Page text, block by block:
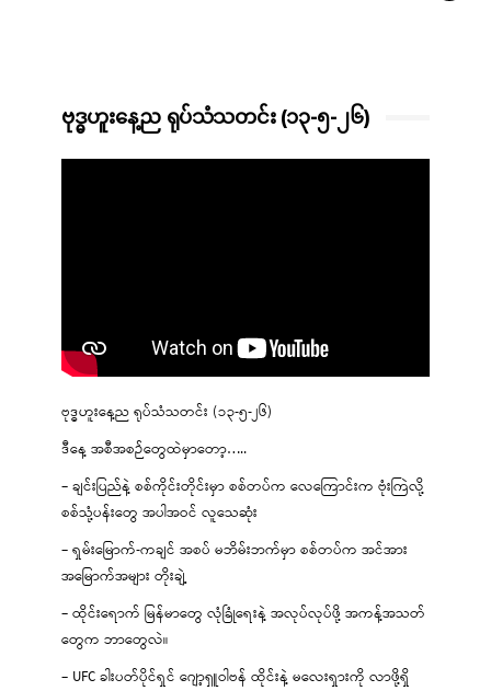
ဗုဒ္ဓဟူးနေ့ည ရုပ်သံသတင်း (၁၃-၅-၂၆)
ဗုဒ္ဓဟူးနေ့ည ရုပ်သံသတင်း (၁၃-၅-၂၆)
ဒီနေ့ အစီအစဉ်တွေထဲမှာတော့…..
– ချင်းပြည်နဲ့ စစ်ကိုင်းတိုင်းမှာ စစ်တပ်က လေကြောင်းက ဗုံးကြဲလို့
စစ်သုံ့ပန်းတွေ အပါအဝင် လူသေဆုံး
– ရှမ်းမြောက်-ကချင် အစပ် မဘိမ်းဘက်မှာ စစ်တပ်က အင်အား
အမြောက်အများ တိုးချဲ့
– ထိုင်းရောက် မြန်မာတွေ လုံခြုံရေးနဲ့ အလုပ်လုပ်ဖို့ အကန့်အသတ်
တွေက ဘာတွေလဲ။
– UFC ခါးပတ်ပိုင်ရှင် ဂျော့ရှူဝါဗန် ထိုင်းနဲ့ မလေးရှားကို လာဖို့ရှိ